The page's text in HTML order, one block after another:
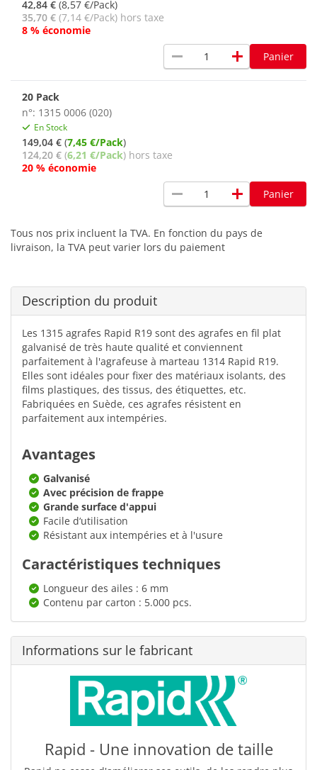
42,84 € (8,57 €/Pack)
35,70 € (7,14 €/Pack) hors taxe
8 % économie
remove add Panier
20 Pack
n°: 1315 0006 (020)
En Stock
149,04 € (7,45 €/Pack)
124,20 € (6,21 €/Pack) hors taxe
20 % économie
remove add Panier
Tous nos prix incluent la TVA. En fonction du pays de
livraison, la TVA peut varier lors du paiement
Description du produit
Les 1315 agrafes Rapid R19 sont des agrafes en fil plat
galvanisé de très haute qualité et conviennent
parfaitement à l'agrafeuse à marteau 1314 Rapid R19.
Elles sont idéales pour fixer des matériaux isolants, des
films plastiques, des tissus, des étiquettes, etc.
Fabriquées en Suède, ces agrafes résistent en
parfaitement aux intempéries.
Avantages
Galvanisé
Avec précision de frappe
Grande surface d'appui
Facile d‘utilisation
Résistant aux intempéries et à l'usure
Caractéristiques techniques
Longueur des ailes : 6 mm
Contenu par carton : 5.000 pcs.
Informations sur le fabricant
Rapid - Une innovation de taille